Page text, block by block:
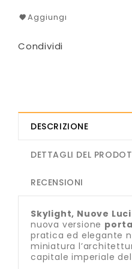
Aggiungi
Condividi
DESCRIZIONE
DETTAGLI DEL
RECENSIONI
Skylight, Nuove
nuova versione
pratica ed elegante
miniatura
capitale imperiale